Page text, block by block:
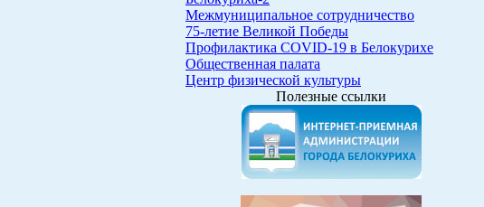
Межмуниципальное сотрудничество
75-летие Великой Победы
Профилактика COVID-19 в Белокурихе
Общественная палата
Центр физической культуры
Полезные ссылки